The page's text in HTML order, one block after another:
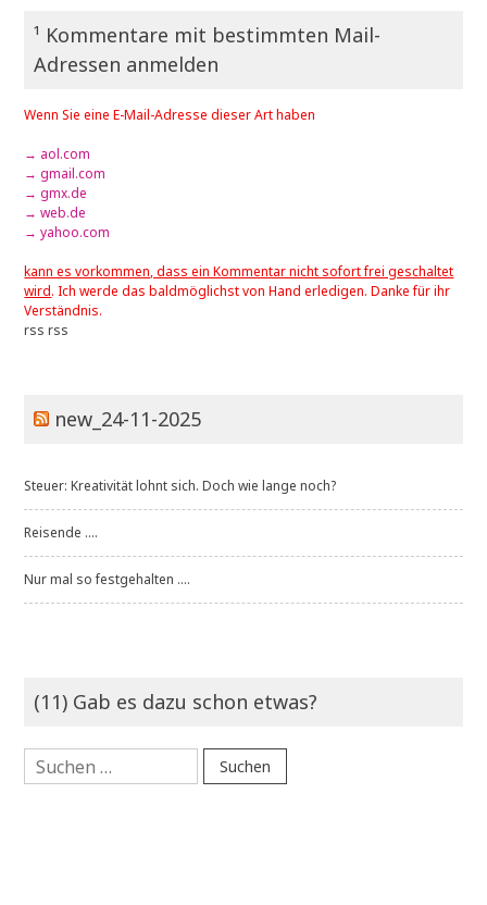
¹ Kommentare mit bestimmten Mail-
Adressen anmelden
Wenn Sie eine E-Mail-Adresse dieser Art haben
→ aol.com
→ gmail.com
→ gmx.de
→ web.de
→ yahoo.com
kann es vorkommen, dass ein Kommentar nicht sofort frei geschaltet
wird. Ich werde das baldmöglichst von Hand erledigen. Danke für ihr
Verständnis.
rss rss
new_24-11-2025
Steuer: Kreativität lohnt sich. Doch wie lange noch?
Reisende ....
Nur mal so festgehalten ....
(11) Gab es dazu schon etwas?
Suchen
nach: